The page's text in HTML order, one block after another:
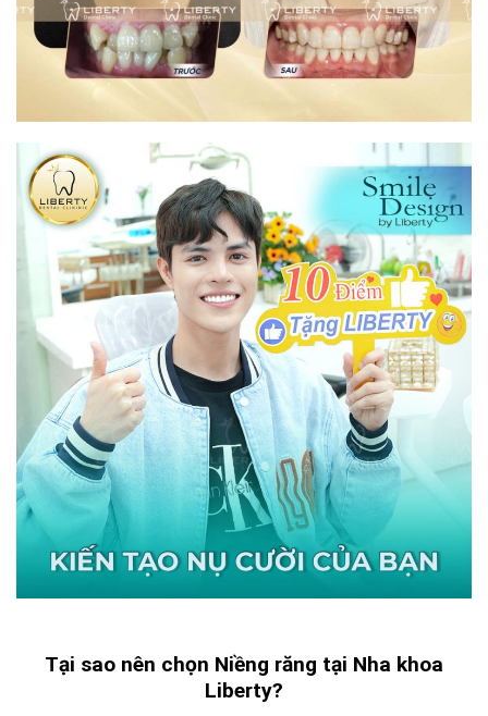
Tại sao nên chọn Niềng răng tại Nha khoa
Liberty?